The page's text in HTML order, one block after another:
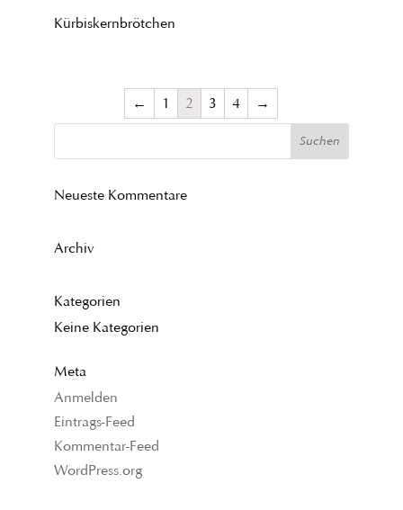
Kürbiskernbrötchen
← 1 2 3 4 →
Neueste Kommentare
Archiv
Kategorien
Keine Kategorien
Meta
Anmelden
Eintrags-Feed
Kommentar-Feed
WordPress.org